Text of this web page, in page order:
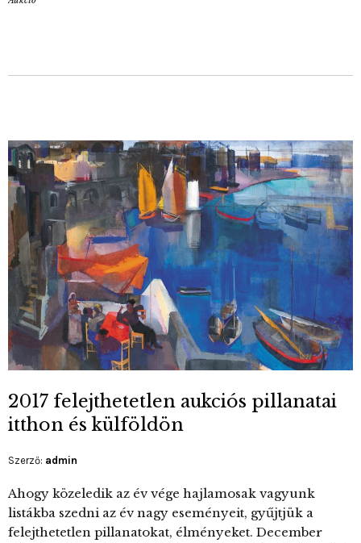
2017 felejthetetlen aukciós pillanatai
itthon és külföldön
Szerző: admin
Ahogy közeledik az év vége hajlamosak vagyunk
listákba szedni az év nagy eseményeit, gyűjtjük a
felejthetetlen pillanatokat, élményeket. December